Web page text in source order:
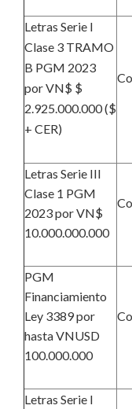
Letras Serie I
Clase 3 TRAMO
B PGM 2023
por VN$ $
2.925.000.000 ($
+ CER)
Letras Serie III
Clase 1 PGM
2023 por VN$
10.000.000.000
PGM
Financiamiento
Ley 3389 por
hasta VNUSD
100.000.000
Letras Serie I